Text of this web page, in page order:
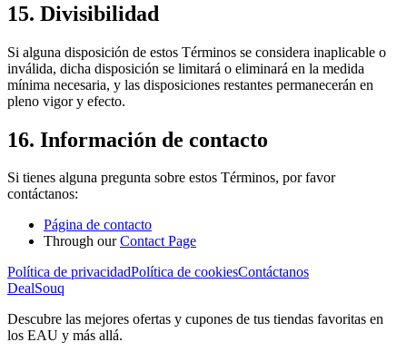
15. Divisibilidad
Si alguna disposición de estos Términos se considera inaplicable o
inválida, dicha disposición se limitará o eliminará en la medida
mínima necesaria, y las disposiciones restantes permanecerán en
pleno vigor y efecto.
16. Información de contacto
Si tienes alguna pregunta sobre estos Términos, por favor
contáctanos:
Página de contacto
Through ourContact Page
Política de privacidadPolítica de cookiesContáctanos
DealSouq
Descubre las mejores ofertas y cupones de tus tiendas favoritas en
los EAU y más allá.